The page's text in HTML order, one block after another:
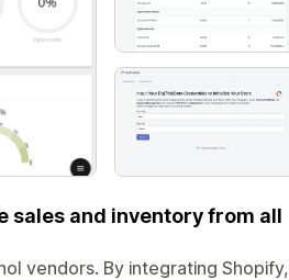
sales and inventory from all
vendors. By integrating Shopify,